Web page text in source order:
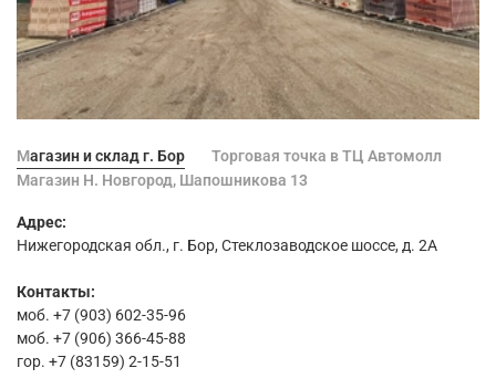
Магазин и склад г. Бор
Торговая точка в ТЦ Автомолл
Магазин Н. Новгород, Шапошникова 13
Адрес:
Нижегородская обл., г. Бор, Стеклозаводское шоссе, д. 2А
Контакты:
моб. +7 (903) 602-35-96
моб. +7 (906) 366-45-88
гор. +7 (83159) 2-15-51